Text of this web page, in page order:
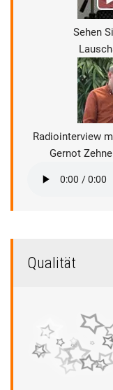
Sehen
Radiointerview
Gernot
Qualität